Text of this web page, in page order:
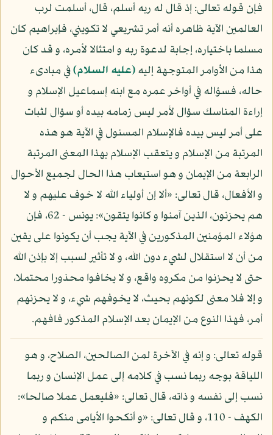
فإن قوله تعالى: إذ قال له ربه أسلم، قال، أسلمت لرب
العالمين الآية ظاهره أنه أمر تشريعي لا تكويني، فإبراهيم كان
مسلما باختياره، إجابة لدعوة ربه و امتثالا لأمره، و قد كان
هذا من الأوامر المتوجهة إليه(عليه السلام)في مبادىء
حاله، فسؤاله في أواخر عمره مع ابنه إسماعيل الإسلام و
إراءة المناسك سؤال لأمر ليس زمامه بيده أو سؤال لثبات
على أمر ليس بيده فالإسلام المسئول في الآية هو هذه
المرتبة من الإسلام و يتعقب الإسلام بهذا المعنى المرتبة
الرابعة من الإيمان و هو استيعاب هذا الحال لجميع الأحوال
و الأفعال، قال تعالى: «ألا إن أولياء الله لا خوف عليهم و لا
هم يحزنون، الذين آمنوا و كانوا يتقون»: يونس - 62، فإن
هؤلاء المؤمنين المذكورين في الآية يجب أن يكونوا على يقين
من أن لا استقلال لشيء دون الله، و لا تأثير لسبب إلا بإذن الله
حتى لا يحزنوا من مكروه واقع، و لا يخافوا محذورا محتملا،
و إلا فلا معنى لكونهم بحيث، لا يخوفهم شيء، و لا يحزنهم
أمر، فهذا النوع من الإيمان بعد الإسلام المذكور فافهم.
قوله تعالى: و إنه في الآخرة لمن الصالحين، الصلاح، و هو
اللياقة بوجه ربما نسب في كلامه إلى عمل الإنسان و ربما
نسب إلى نفسه و ذاته، قال تعالى: «فليعمل عملا صالحا»:
الكهف - 110، و قال تعالى: «و أنكحوا الأيامى منكم و